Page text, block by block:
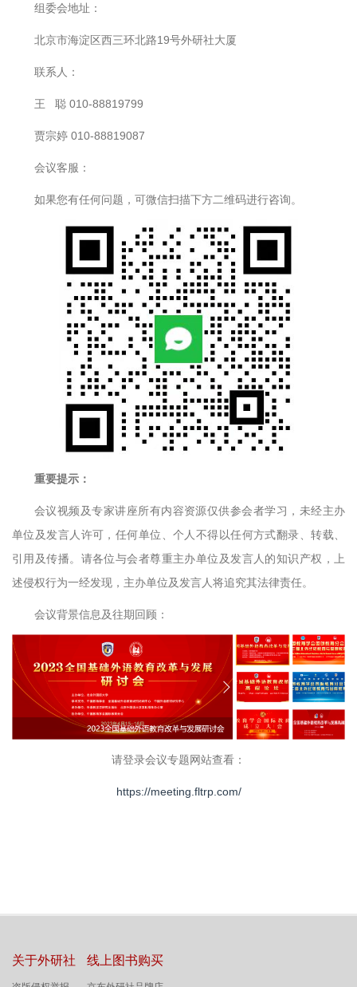
组委会地址：
北京市海淀区西三环北路19号外研社大厦
联系人：
王 聪 010-88819799
贾宗婷 010-88819087
会议客服：
如果您有任何问题，可微信扫描下方二维码进行咨询。
重要提示：
会议视频及专家讲座所有内容资源仅供参会者学习，未经主办
单位及发言人许可，任何单位、个人不得以任何方式翻录、转载、
引用及传播。请各位与会者尊重主办单位及发言人的知识产权，上
述侵权行为一经发现，主办单位及发言人将追究其法律责任。
会议背景信息及往期回顾：
请登录会议专题网站查看：
https://meeting.fltrp.com/
关于外研社 线上图书购买